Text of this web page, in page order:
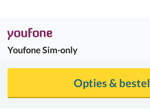
YoufoneSim-only
Opties & bestel